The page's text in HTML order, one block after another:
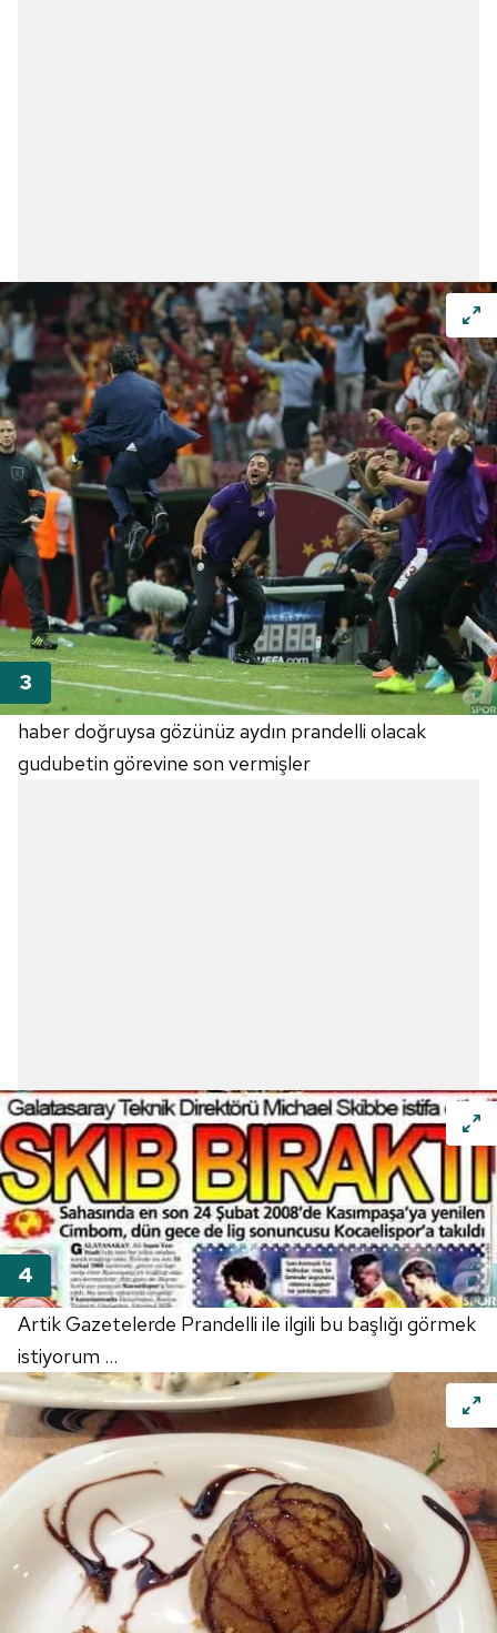
haber doğruysa gözünüz aydın prandelli olacak
gudubetin görevine son vermişler
Artik Gazetelerde Prandelli ile ilgili bu başlığı görmek
istiyorum ...